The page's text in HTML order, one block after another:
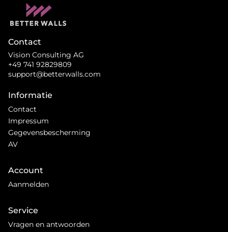
Contact
Vision Consulting AG
+49 741 92829809
support@betterwalls.com
Informatie
Contact
Impressum
Gegevensbescherming
AV
Account
Aanmelden
Service
Vragen en antwoorden